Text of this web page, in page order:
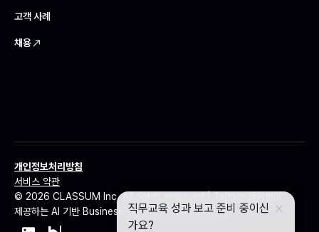
고객 사례
채용
© 2026 CLASSUM Inc. All rights reserved | Telta는 클라썸이
제공하는 AI 기반 Business·HR 인사이트 서비스입니다.
개인정보처리방침
서비스 약관